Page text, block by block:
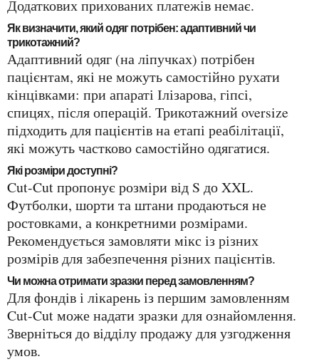
Додаткових прихованих платежів немає.
Як визначити, який одяг потрібен: адаптивний чи
трикотажний?
Адаптивний одяг (на ліпучках) потрібен
пацієнтам, які не можуть самостійно рухати
кінцівками: при апараті Ілізарова, гіпсі,
спицях, після операцій. Трикотажний oversize
підходить для пацієнтів на етапі реабілітації,
які можуть частково самостійно одягатися.
Які розміри доступні?
Cut-Cut пропонує розміри від S до XXL.
Футболки, шорти та штани продаються не
ростовками, а конкретними розмірами.
Рекомендується замовляти мікс із різних
розмірів для забезпечення різних пацієнтів.
Чи можна отримати зразки перед замовленням?
Для фондів і лікарень із першим замовленням
Cut-Cut може надати зразки для ознайомлення.
Зверніться до відділу продажу для узгодження
умов.